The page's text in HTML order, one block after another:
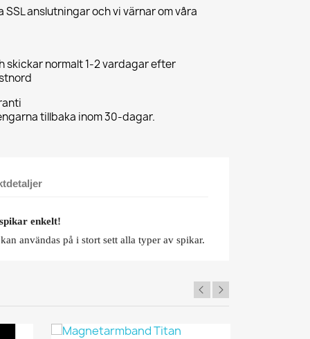
SSL anslutningar och vi värnar om våra
skickar normalt 1-2 vardagar efter
tillbaka inom 30-dagar.
enkelt!
användas på i stort sett alla typer av spikar.